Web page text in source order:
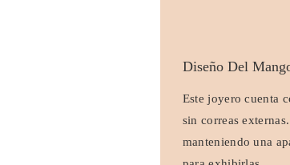
Diseño Del
Este joyero cuenta
sin correas
manteniendo una